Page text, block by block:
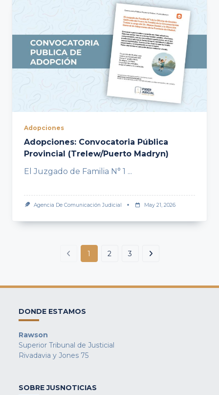
Adopciones
Adopciones: Convocatoria Pública
Provincial (Trelew/Puerto Madryn)
El Juzgado de Familia N° 1 ...
Agencia De Comunicación Judicial May 21, 2026
1 2 3
DONDE ESTAMOS
Rawson
Superior Tribunal de Justicial
Rivadavia y Jones 75
SOBRE JUSNOTICIAS